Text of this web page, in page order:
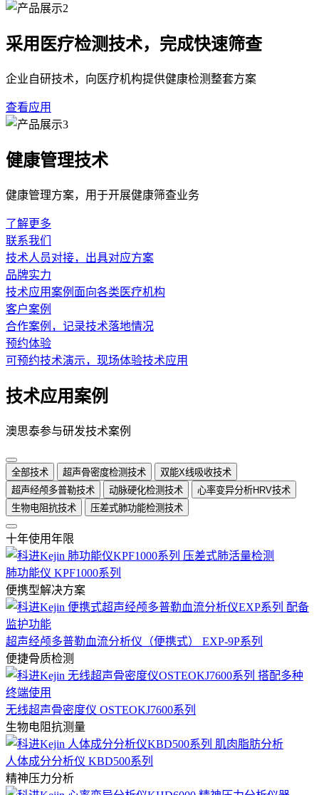
采用医疗检测技术，完成快速筛查
企业自研技术，向医疗机构提供健康检测整套方案
查看应用
健康管理技术
健康管理方案，用于开展健康筛查业务
了解更多
联系我们
技术人员对接，出具对应方案
品牌实力
技术应用案例面向各类医疗机构
客户案例
合作案例，记录技术落地情况
预约体验
可预约技术演示，现场体验技术应用
技术应用案例
澳思泰参与研发技术案例
全部技术 超声骨密度检测技术
双能X线吸收技术
超声经颅多普勒技术
动脉硬化检测技术
心率变异分析HRV技术
生物电阻抗技术
压差式肺功能检测技术
十年使用年限
肺功能仪 KPF1000系列
便携型解决方案
超声经颅多普勒血流分析仪（便携式） EXP-9P系列
便捷骨质检测
无线超声骨密度仪 OSTEOKJ7600系列
生物电阻抗测量
人体成分分析仪 KBD500系列
精神压力分析